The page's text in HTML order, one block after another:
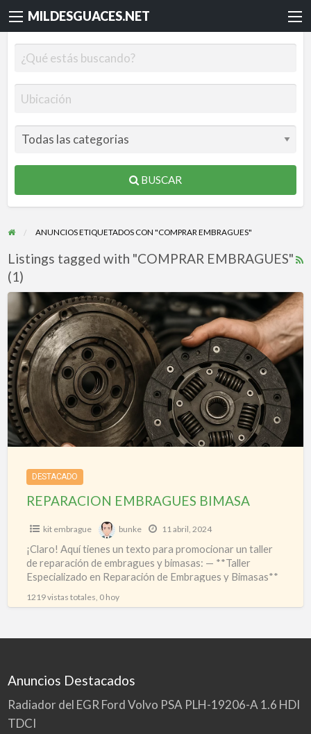
MILDESGUACES.NET
BUSCAR
ANUNCIOS ETIQUETADOS CON "COMPRAR EMBRAGUES"
Listings tagged with "COMPRAR EMBRAGUES"
(1)
REPARACION
EMBRAGUES
BIMASA
DESTACADO
REPARACION EMBRAGUES BIMASA
kit embrague bunke 11 abril, 2024
¡Claro! Aquí tienes un texto para promocionar un taller
de reparación de embragues y bimasas: — **Taller
Especializado en Reparación de Embragues y Bimasas**
1219 vistas totales, 0 hoy
Anuncios Destacados
Radiador del EGR Ford Volvo PSA PLH-19206-A 1.6 HDI
TDCI